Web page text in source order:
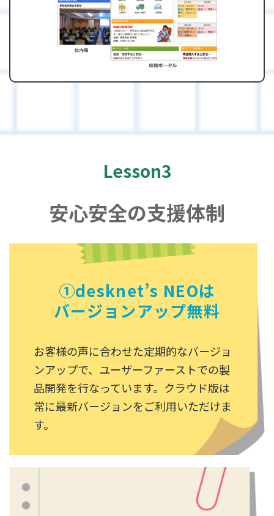
Lesson3
安心安全の支援体制
①desknet’s NEOは
バージョンアップ無料
お客様の声に合わせた定期的なバージョ
ンアップで、ユーザーファーストでの製
品開発を行なっています。クラウド版は
常に最新バージョンをご利用いただけま
す。